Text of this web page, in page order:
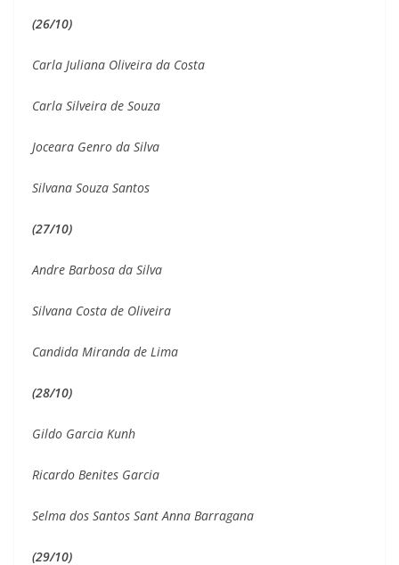
(26/10)
Carla Juliana Oliveira da Costa
Carla Silveira de Souza
Joceara Genro da Silva
Silvana Souza Santos
(27/10)
Andre Barbosa da Silva
Silvana Costa de Oliveira
Candida Miranda de Lima
(28/10)
Gildo Garcia Kunh
Ricardo Benites Garcia
Selma dos Santos Sant Anna Barragana
(29/10)